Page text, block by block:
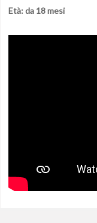
Età: da 18 mesi